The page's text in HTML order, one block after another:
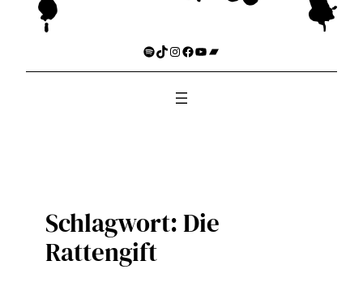
Spotify
TikTok
Instagram
Facebook
YouTube
Bandcamp
Schlagwort:Die
Rattengift